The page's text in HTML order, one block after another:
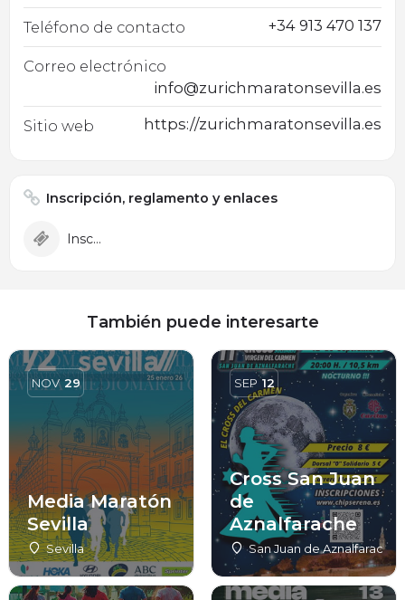
Teléfono de contacto +34 913 470 137
Correo electrónico
info@zurichmaratonsevilla.es
Sitio web https://zurichmaratonsevilla.es
Inscripción, reglamento y enlaces
Inscripción
También puede interesarte
Media Maratón
Sevilla
Sevilla
NOV 29
Cross San Juan
de
Aznalfarache
San Juan de Aznalfarache
SEP 12